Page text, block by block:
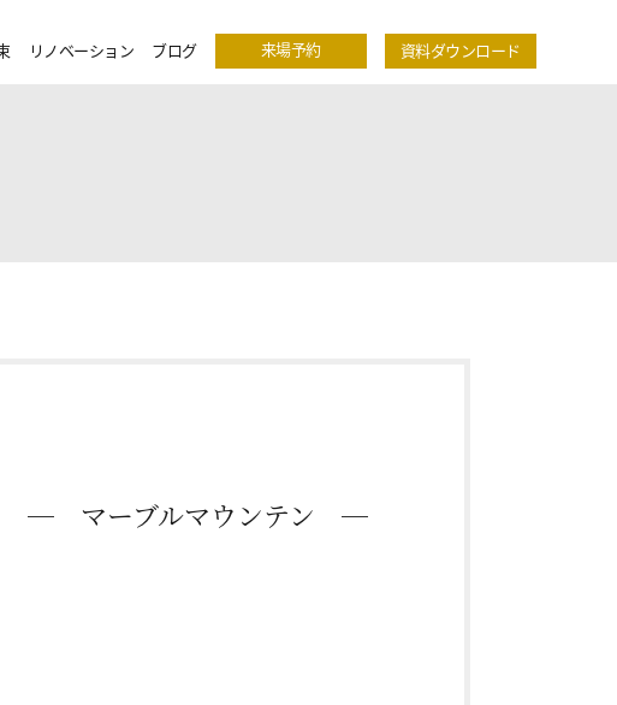
リノベーション ブログ 来場予約 資料ダウンロード
― マーブルマウンテン ―